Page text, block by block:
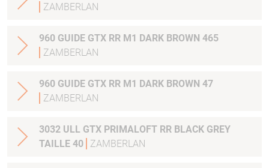
ZAMBERLAN
960 GUIDE GTX RR M1 DARK BROWN 465
ZAMBERLAN
960 GUIDE GTX RR M1 DARK BROWN 47
ZAMBERLAN
3032 ULL GTX PRIMALOFT RR BLACK GREY
TAILLE 40
ZAMBERLAN